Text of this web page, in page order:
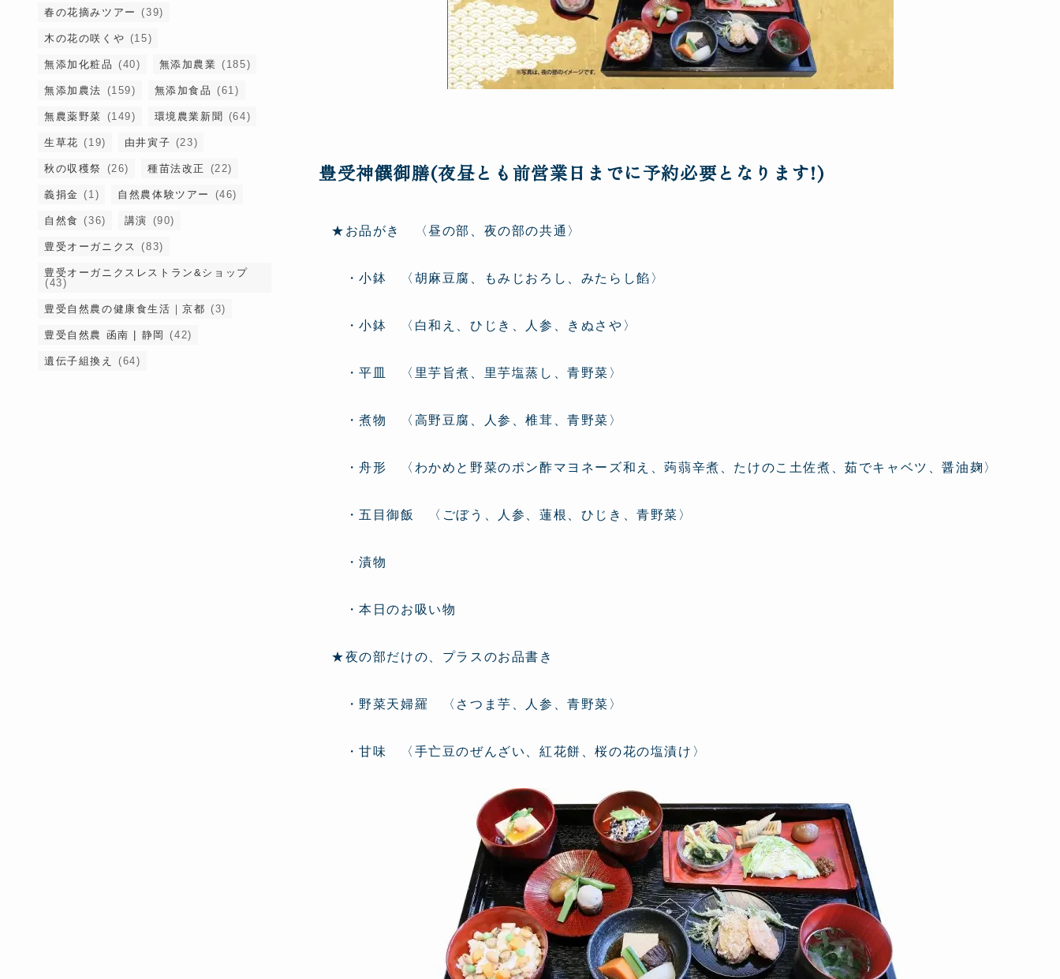
豊受神饌御膳(夜昼とも前営業日までに予約必要となります!)
★お品がき 〈昼の部、夜の部の共通〉
・小鉢 〈胡麻豆腐、もみじおろし、みたらし餡〉
・小鉢 〈白和え、ひじき、人参、きぬさや〉
・平皿 〈里芋旨煮、里芋塩蒸し、青野菜〉
・煮物 〈高野豆腐、人参、椎茸、青野菜〉
・舟形 〈わかめと野菜のポン酢マヨネーズ和え、蒟蒻辛煮、たけのこ土佐煮、茹でキャベツ、醤油麹〉
・五目御飯 〈ごぼう、人参、蓮根、ひじき、青野菜〉
・漬物
・本日のお吸い物
★夜の部だけの、プラスのお品書き
・野菜天婦羅 〈さつま芋、人参、青野菜〉
・甘味 〈手亡豆のぜんざい、紅花餅、桜の花の塩漬け〉
春の花摘みツアー (39)
木の花の咲くや (15)
無添加化粧品 (40) 無添加農業 (185)
無添加農法 (159) 無添加食品 (61)
無農薬野菜 (149) 環境農業新聞 (64)
生草花 (19) 由井寅子 (23)
秋の収穫祭 (26) 種苗法改正 (22)
義捐金 (1) 自然農体験ツアー (46)
自然食 (36) 講演 (90)
豊受オーガニクス (83)
豊受オーガニクスレストラン&ショップ
(43)
豊受自然農の健康食生活｜京都 (3)
豊受自然農 函南 | 静岡 (42)
遺伝子組換え (64)